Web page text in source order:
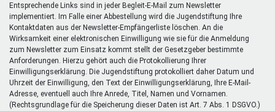
Entsprechende Links sind in jeder Begleit-E-Mail zum Newsletter
implementiert. Im Falle einer Abbestellung wird die Jugendstiftung Ihre
Kontaktdaten aus der Newsletter-Empfängerliste löschen. An die
Wirksamkeit einer elektronischen Einwilligung wie sie für die Anmeldung
zum Newsletter zum Einsatz kommt stellt der Gesetzgeber bestimmte
Anforderungen. Hierzu gehört auch die Protokollierung Ihrer
Einwilligungserklärung. Die Jugendstiftung protokolliert daher Datum und
Uhrzeit der Einwilligung, den Text der Einwilligungserklärung, Ihre E-Mail-
Adresse, eventuell auch Ihre Anrede, Titel, Namen und Vornamen.
(Rechtsgrundlage für die Speicherung dieser Daten ist Art. 7 Abs. 1 DSGVO.)